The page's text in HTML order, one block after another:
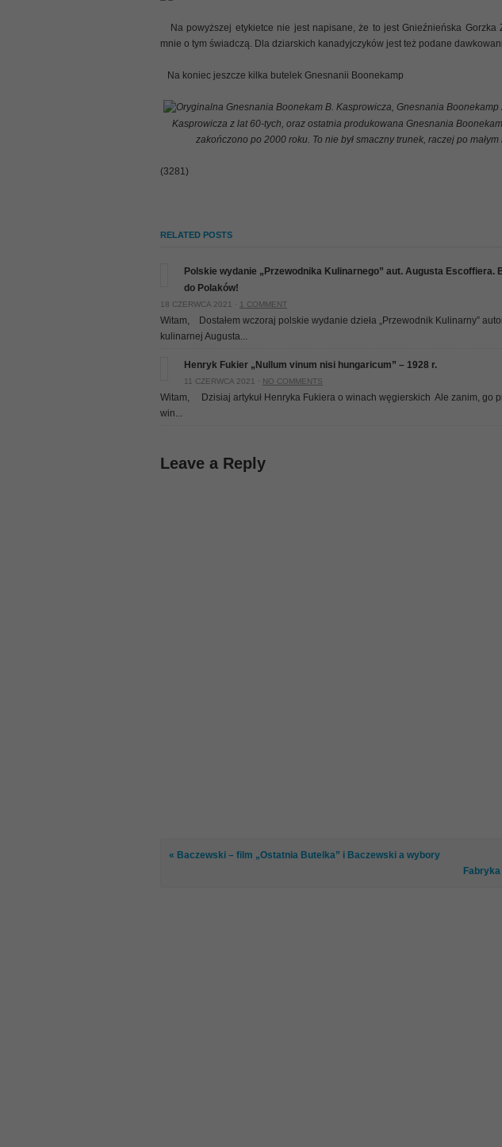
Na powyższej etykietce nie jest napisane, że to jest Gnieźnieńska Gorzka
mnie o tym świadczą. Dla dziarskich kanadyjczyków jest też podane
Na koniec jeszcze kilka butelek Gnesnanii Boonekamp
Oryginalna Gnesnania Boonekam B. Kasprowicza, Gnesnania Boonekamp
Kasprowicza z lat 60-tych, oraz ostatnia produkowana Gnesnania
zakończono po 2000 roku. To nie był smaczny trunek, raczej po małym
(3281)
RELATED POSTS
Polskie wydanie „Przewodnika Kulinarnego” aut. Augusta Escoffiera.
do Polaków!
18 CZERWCA 2021 · 1 COMMENT
Witam, Dostałem wczoraj polskie wydanie dzieła „Przewodnik Kulinarny”
kulinarnej Augusta...
Henryk Fukier „Nullum vinum nisi hungaricum” – 1928 r.
11 CZERWCA 2021 · NO COMMENTS
Witam, Dzisiaj artykuł Henryka Fukiera o winach węgierskich Ale zanim, go
win...
Leave a Reply
« Baczewski – film „Ostatnia Butelka” i Baczewski a wybory